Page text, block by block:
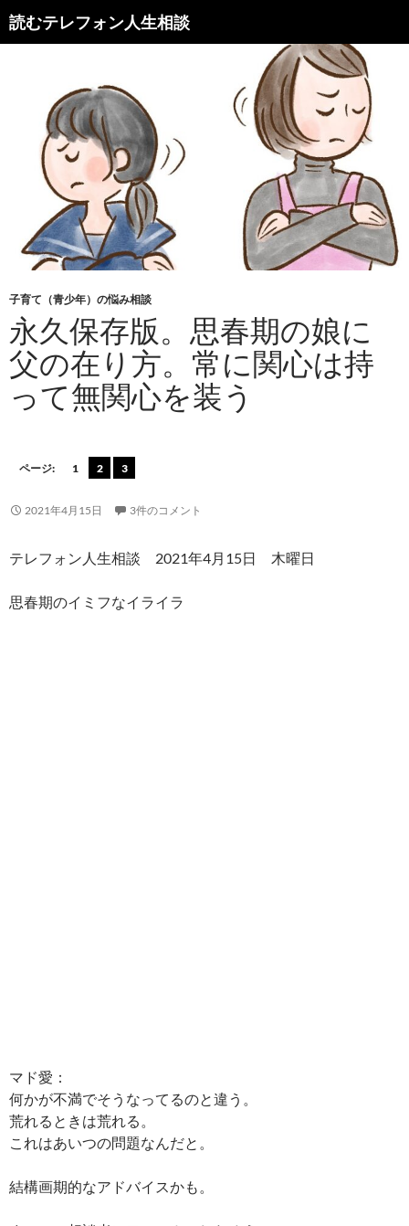
読むテレフォン人生相談
子育て（青少年）の悩み相談
永久保存版。思春期の娘に
父の在り方。常に関心は持
って無関心を装う
ページ: 1 2 3
2021年4月15日 3件のコメント
テレフォン人生相談 2021年4月15日 木曜日
思春期のイミフなイライラ
マド愛：
何かが不満でそうなってるのと違う。
荒れるときは荒れる。
これはあいつの問題なんだと。
結構画期的なアドバイスかも。